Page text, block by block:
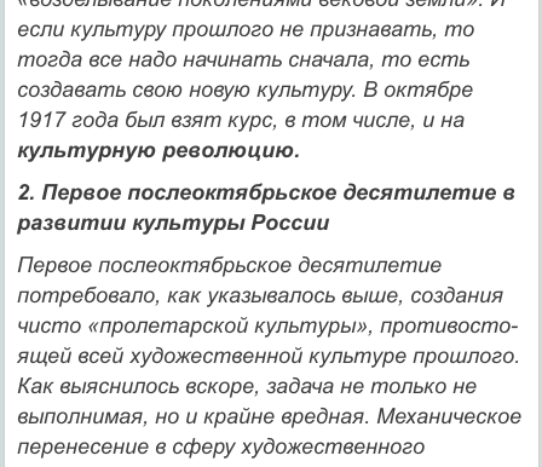
если культуру прошлого не признавать, то
тогда все надо начинать сна­чала, то есть
создавать свою новую культуру. В октябре
1917 года был взят курс, в том числе, и на
культурную революцию.
2. Первое послеоктябрьское десятилетие в
развитии культуры России
Первое послеоктябрьское десятилетие
потребовало, как указыва­лось выше, создания
чисто «пролетарской культуры», противосто­
ящей всей художественной культуре прошлого.
Как выяснилось вскоре, задача не только не
выполнимая, но и крайне вредная. Ме­ханическое
перенесение в сферу художественного